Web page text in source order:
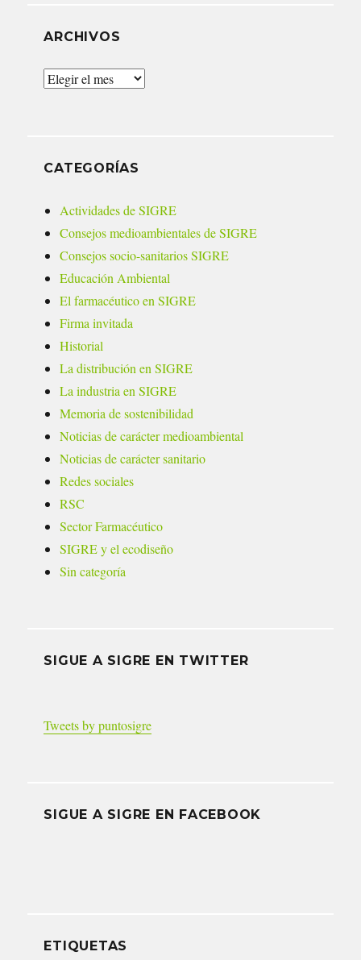
ARCHIVOS
Archivos
CATEGORÍAS
Actividades de SIGRE
Consejos medioambientales de SIGRE
Consejos socio-sanitarios SIGRE
Educación Ambiental
El farmacéutico en SIGRE
Firma invitada
Historial
La distribución en SIGRE
La industria en SIGRE
Memoria de sostenibilidad
Noticias de carácter medioambiental
Noticias de carácter sanitario
Redes sociales
RSC
Sector Farmacéutico
SIGRE y el ecodiseño
Sin categoría
SIGUE A SIGRE EN TWITTER
Tweets by puntosigre
SIGUE A SIGRE EN FACEBOOK
ETIQUETAS